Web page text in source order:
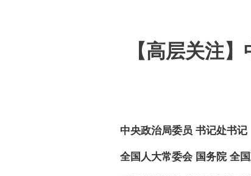
【高层关注
中央政治局委员 书记处书记
全国人大常委会 国务院 全